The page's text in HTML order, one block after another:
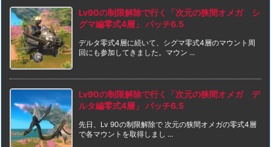
Lv90の制限解除で行く「次元の狭間オメガ シ
グマ編零式4層」 パッチ6.5
デルタ零式4層に続いて、シグマ零式4層のマウント周
回にも参加してきました。マウン ...
Lv90の制限解除で行く「次元の狭間オメガ デ
ルタ編零式4層」 パッチ6.5
先日、Lv 90の制限解除で 次元の狭間オメガの零式4層
で各マウントを取得しまし ...